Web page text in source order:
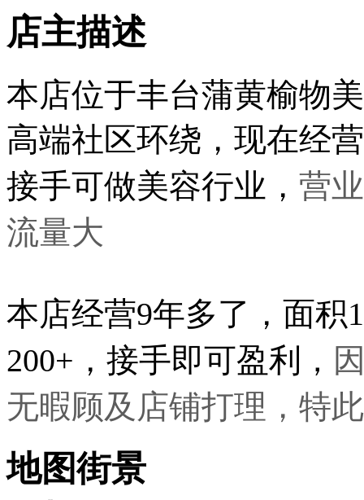
店主描述
本店位于丰台蒲黄榆物
高端社区环绕，现在经
接手可做美容行业， 营
流量大
本店经营9年多了，面积
200+，接手即可盈利
，
无暇顾及店铺打理，特
地图街景